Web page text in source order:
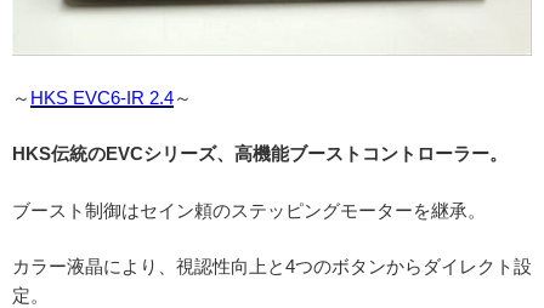
～ HKS EVC6-IR 2.4～
HKS伝統のEVCシリーズ、高機能ブーストコントローラー。
ブースト制御はセイン頼のステッピングモーターを継承。
カラー液晶により、視認性向上と4つのボタンからダイレクト設
定。